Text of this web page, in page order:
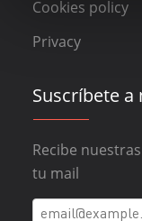
Cookies policy
Privacy
Suscríbete
Recibe
tu mail